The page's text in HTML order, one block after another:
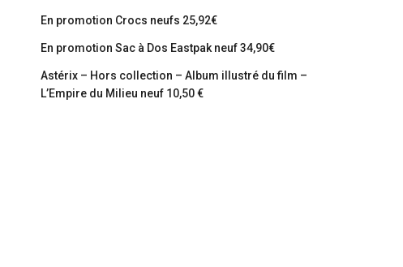
En promotion Crocs neufs 25,92€
En promotion Sac à Dos Eastpak neuf 34,90€
Astérix – Hors collection – Album illustré du film –
L’Empire du Milieu neuf 10,50 €